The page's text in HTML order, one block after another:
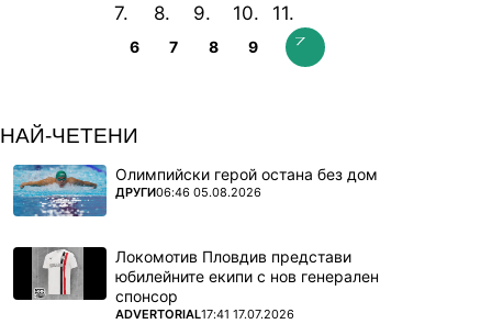
6 7 8 9
НАЙ-ЧЕТЕНИ
Олимпийски герой остана без дом
ПОВЕЧЕ ОТ
ДРУГИ06:46 05.08.2026
Локомотив Пловдив представи
юбилейните екипи с нов генерален
спонсор
ПОВЕЧЕ ОТ
ADVERTORIAL17:41 17.07.2026